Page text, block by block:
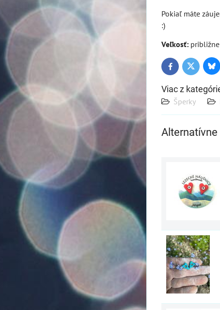
Pokiaľ máte
:)
Veľkosť:
FacebookTwitter
Viac z
Šperky